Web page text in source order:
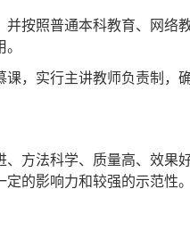
按照普通本科教育、网络
。
，实行主讲教师负责制，
方法科学、质量高、效果
的影响力和较强的示范性。